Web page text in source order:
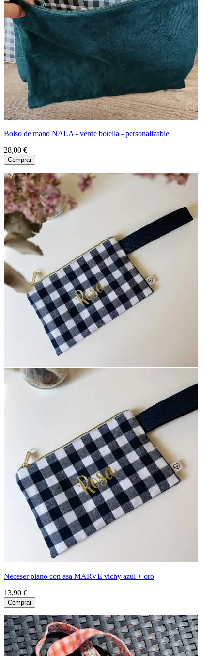
Bolso de mano NALA - verde botella - personalizable
28,00 €
Comprar
Neceser plano con asa MARVE vichy azul + oro
13,90 €
Comprar